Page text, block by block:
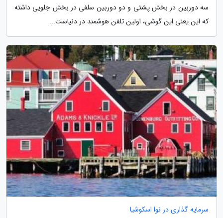
سه دوربین در بخش پشتی و دو دوربین سلفی در بخش جلویی داشته
که این یعنی این گوشی، اولین تلفن هوشمند در دنیاست...
سرمایه گذاری در نوا اسکوشیا